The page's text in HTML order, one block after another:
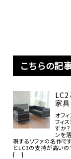
こちらの記
LC2
家具
オフ
フィ
すか
ンを
現するソファの名作で
とLC3の支持が高いの
[…]